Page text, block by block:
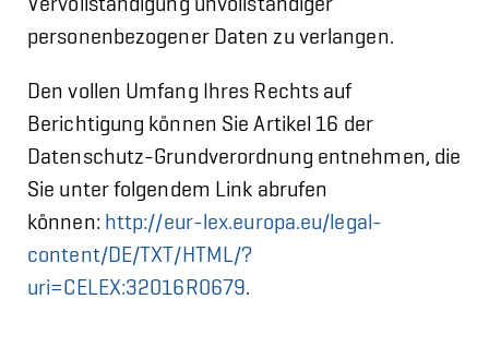
Vervollständigung unvollständiger
personenbezogener Daten zu verlangen.
Den vollen Umfang Ihres Rechts auf
Berichtigung können Sie Artikel 16 der
Datenschutz-Grundverordnung entnehmen, die
Sie unter folgendem Link abrufen
können: http://eur-lex.europa.eu/legal-
content/DE/TXT/HTML/?
uri=CELEX:32016R0679.